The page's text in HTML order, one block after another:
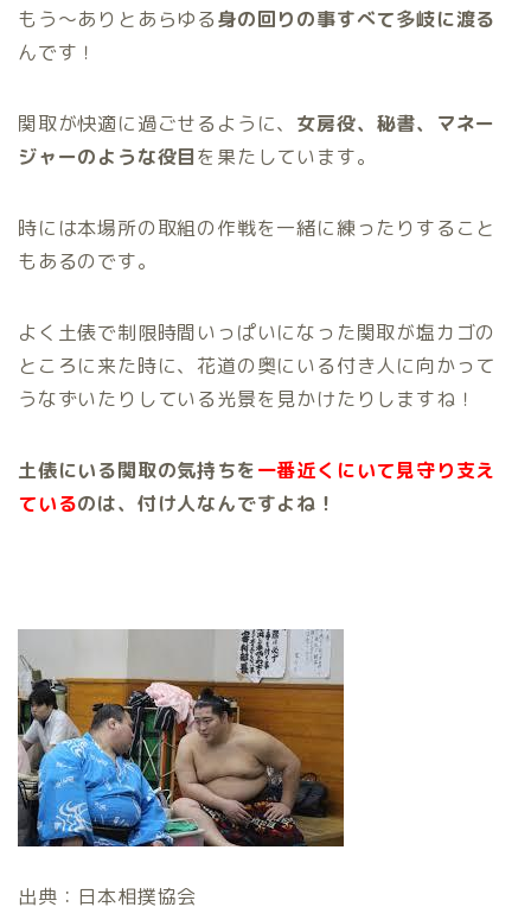
もう～ありとあらゆる身の回りの事すべて多岐に渡る
んです！
関取が快適に過ごせるように、 女房役、秘書、マネー
ジャーのような役目を果たしています。
時には本場所の取組の作戦を一緒に練ったりすること
もあるのです。
よく土俵で制限時間いっぱいになった関取が塩カゴの
ところに来た時に、花道の奥にいる付き人に向かって
うなずいたりしている光景を見かけたりしますね！
土俵にいる関取の気持ちを一番近くにいて見守り支え
ているのは、付け人なんですよね！
出典：日本相撲協会